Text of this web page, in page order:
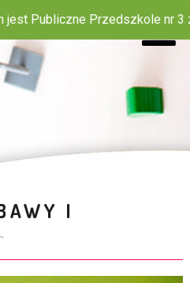
Przedszkole nr 3 z
I